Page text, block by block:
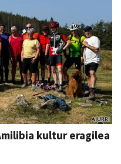
kultur eragilea